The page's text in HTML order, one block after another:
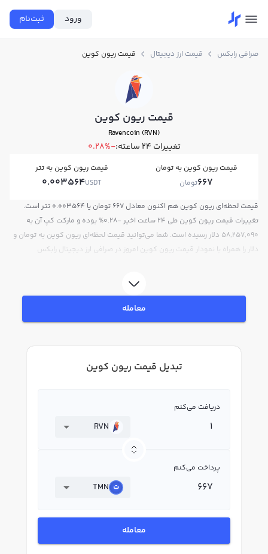
ورود ثبت‌نام
صرافی رابکس قیمت ارز دیجیتال قیمت ریون کوین
قیمت ریون کوین
Ravencoin (RVN)
تغییرات ۲۴ ساعته: -0.28%
قیمت ریون کوین به تومان
667تومان
قیمت ریون کوین به تتر
0.003564USDT
قیمت لحظه‌ای ریون کوین هم اکنون معادل 667 تومان یا 0.003564 تتر است.
تغییرات قیمت ریون کوین طی 24 ساعت اخیر -0.28% بوده و مارکت کپ آن به
58,257,090 دلار رسیده است. شما می‌توانید قیمت لحظه‌ای ریون کوین به تومان و
دلار را همراه با نمودار قیمت ریون کوین امروز در صرافی ارز دیجیتال رابکس
معامله
تبدیل قیمت ریون کوین
دریافت می‌کنم
RVN
پرداخت می‌کنم
TMN
معامله